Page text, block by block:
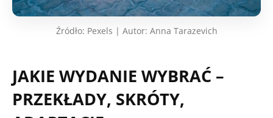
Źródło: Pexels | Autor: Anna Tarazevich
JAKIE WYDANIE WYBRAĆ –
PRZEKŁADY, SKRÓTY,